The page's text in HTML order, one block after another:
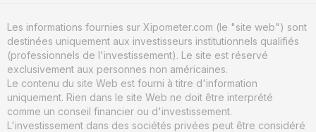
Les informations fournies sur Xipometer.com (le "site web") sont
destinées uniquement aux investisseurs institutionnels qualifiés
(professionnels de l'investissement). Le site est réservé
exclusivement aux personnes non américaines.
Le contenu du site Web est fourni à titre d'information
uniquement. Rien dans le site Web ne doit être interprété
comme un conseil financier ou d'investissement.
L'investissement dans des sociétés privées peut être considéré